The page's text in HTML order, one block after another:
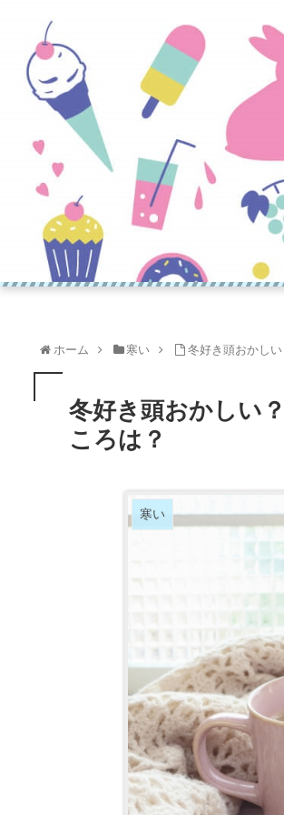
ホーム 寒い 冬好き頭おかし
冬好き頭おかしい
ころは？
寒い